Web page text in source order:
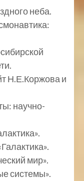
неба.
Н.Е.Коржова и
научно-
мир».
системы».